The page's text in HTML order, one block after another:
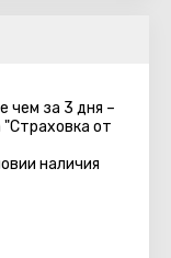
чем за 3 дня –
"Страховка от
наличия